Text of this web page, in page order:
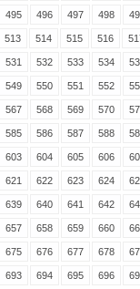
495 496 497 498
513 514 515 516
531 532 533 534
549 550 551 552
567 568 569 570
585 586 587 588
603 604 605 606
621 622 623 624
639 640 641 642
657 658 659 660
675 676 677 678
693 694 695 696